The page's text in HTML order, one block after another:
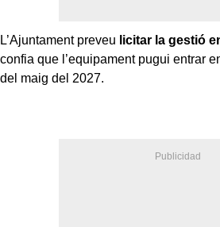
L’Ajuntament preveu licitar la gestió
confia que l’equipament pugui entrar
del maig del 2027.